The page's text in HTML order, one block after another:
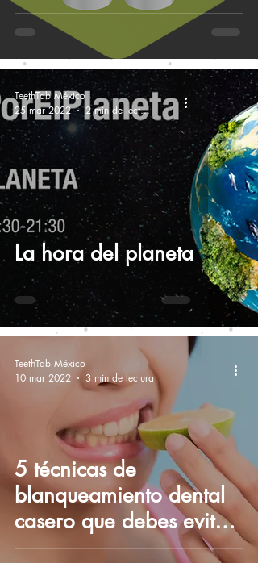
La hora del planeta
TeethTab México
25 mar 2022
2 min de lectura
5 técnicas de
blanqueamiento dental
casero que debes evitar
¡Cuidado!
TeethTab México
10 mar 2022
3 min de lectura